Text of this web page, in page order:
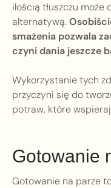
ilością tłuszczu może
alternatywą.
smażenia pozwala
czyni dania jeszcze
Wykorzystanie tych
przyczyni się do
potraw, które
Gotowanie
Gotowanie na parze